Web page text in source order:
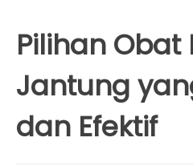
Pilihan Obat
Jantung
dan Efektif